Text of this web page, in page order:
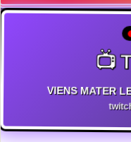
📺
VIENS MATER